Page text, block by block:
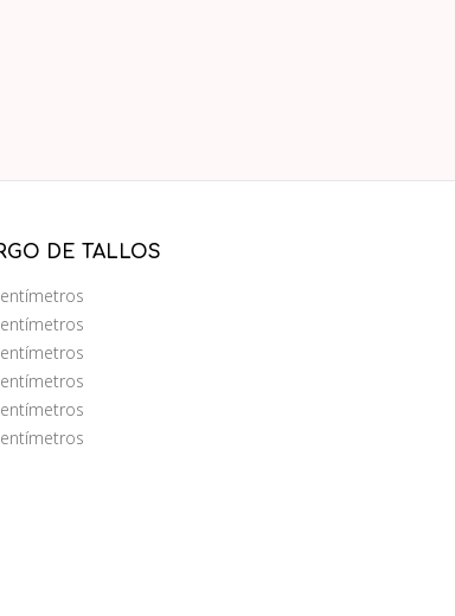
DE TALLOS